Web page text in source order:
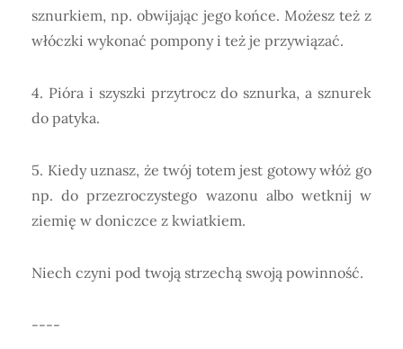
sznurkiem, np. obwijając jego końce. Możesz też z
włóczki wykonać pompony i też je przywiązać.
4. Pióra i szyszki przytrocz do sznurka, a sznurek
do patyka.
5. Kiedy uznasz, że twój totem jest gotowy włóż go
np. do przezroczystego wazonu albo wetknij w
ziemię w doniczce z kwiatkiem.
Niech czyni pod twoją strzechą swoją powinność.
----